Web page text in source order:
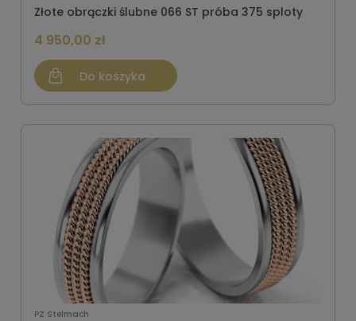
Złote obrączki ślubne 066 ST próba 375 sploty
4 950,00 zł
Do koszyka
PZ Stelmach